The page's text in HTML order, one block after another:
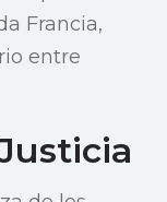
Francia,
entre